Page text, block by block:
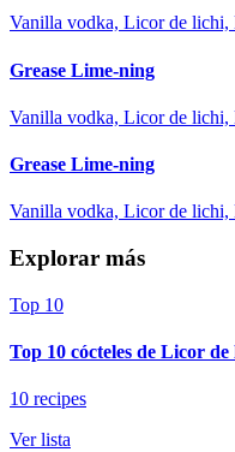
Vanilla vodka, Licor de lichi,
Grease Lime-ning
Vanilla vodka, Licor de lichi,
Grease Lime-ning
Vanilla vodka, Licor de lichi,
Explorar más
Top 10
Top 10 cócteles de Licor
10 recipes
Ver lista